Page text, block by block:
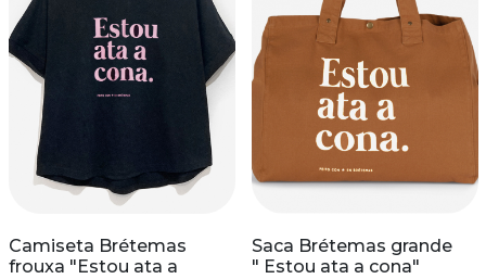
Camiseta Brétemas
frouxa "Estou ata a
Saca Brétemas grande
" Estou ata a cona"